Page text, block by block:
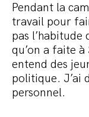
Pendant la
travail pour
pas l’habitude
qu’on a faite à
entend des
politique. J’ai
personnel.